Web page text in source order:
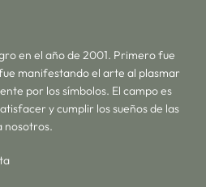
en el año de 2001. Primero fue
manifestando el arte al plasmar
por los símbolos. El campo es
y cumplir los sueños de las
nosotros.